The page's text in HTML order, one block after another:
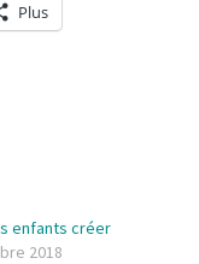
Plus
enfants créer
2018